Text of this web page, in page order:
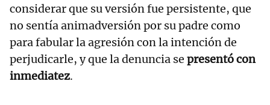
considerar que su versión fue persistente, que
no sentía animadversión por su padre como
para fabular la agresión con la intención de
perjudicarle, y que la denuncia se presentó con
inmediatez.